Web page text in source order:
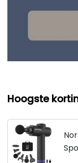
Hoogste